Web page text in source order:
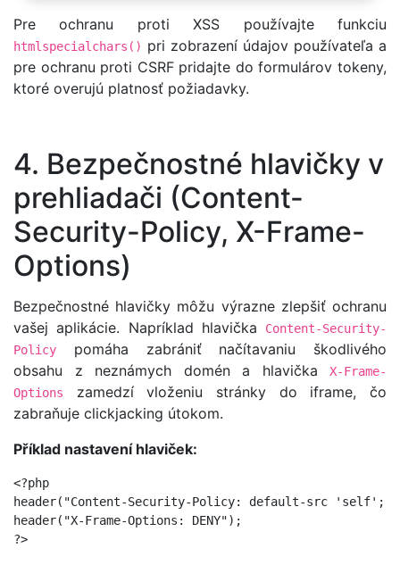
Pre ochranu proti XSS používajte funkciu
htmlspecialchars() pri zobrazení údajov používateľa a
pre ochranu proti CSRF pridajte do formulárov tokeny,
ktoré overujú platnosť požiadavky.
4. Bezpečnostné hlavičky v
prehliadači (Content-
Security-Policy, X-Frame-
Options)
Bezpečnostné hlavičky môžu výrazne zlepšiť ochranu
vašej aplikácie. Napríklad hlavička
Content-Security-
Policy
pomáha zabrániť načítavaniu škodlivého
obsahu z neznámych domén a hlavička
X-Frame-
Options
zamedzí vloženiu stránky do iframe, čo
zabraňuje clickjacking útokom.
Příklad nastavení hlaviček:
<?php
header("Content-Security-Policy: default-src
header("X-Frame-Options: DENY");
?>